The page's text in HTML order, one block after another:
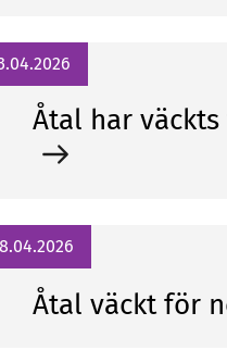
Åtal har
Åtal väckt för